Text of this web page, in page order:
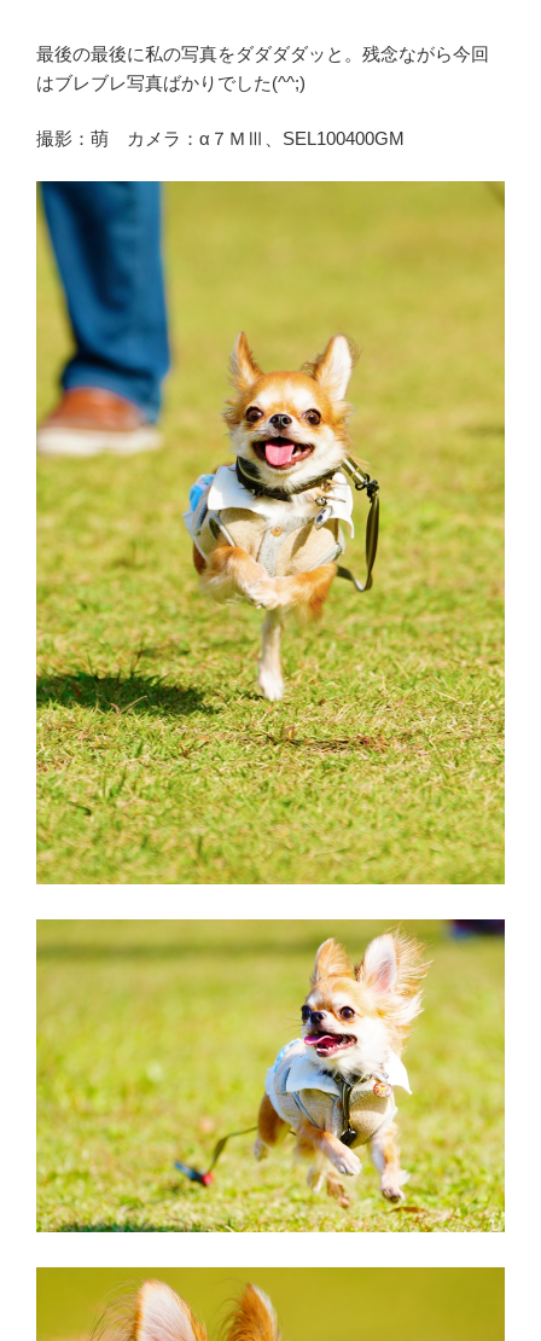
最後の最後に私の写真をダダダダッと。残念ながら今回
はブレブレ写真ばかりでした(^^;)
撮影：萌 カメラ：α７ＭⅢ、SEL100400GM